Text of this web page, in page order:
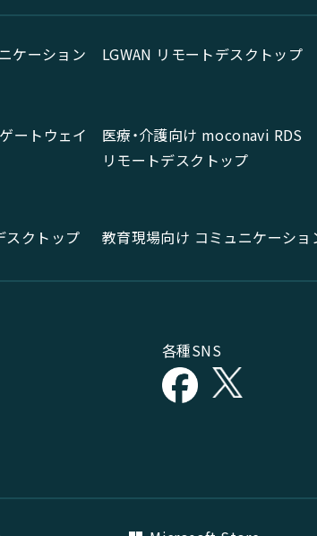
ケーション LGWAN リモートデスクトップ
ートウェイ
医療・介護向け moconavi RDS
リモートデスクトップ
スクトップ 教育現場向け コミュニケーショ
各種SNS